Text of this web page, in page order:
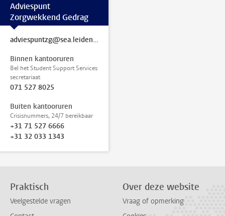
Adviespunt
Zorgwekkend Gedrag
adviespuntzg@sea.leidenuniv.nl
Binnen kantooruren
Bel het Student Support Services
secretariaat
071 527 8025
Buiten kantooruren
Crisisnummers, 24/7 bereikbaar
+31 71 527 6666
+31 32 033 1343
Praktisch
Veelgestelde vragen
Over deze website
Vraag of opmerking